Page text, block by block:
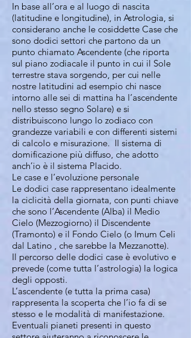
In base all’ora e al luogo di nascita
(latitudine e longitudine), in Astrologia, si
considerano anche le cosiddette Case che
sono dodici settori che partono da un
punto chiamato Ascendente (che riporta
sul piano zodiacale il punto in cui il Sole
terrestre stava sorgendo, per cui nelle
nostre latitudini ad esempio chi nasce
intorno alle sei di mattina ha l’ascendente
nello stesso segno Solare) e si
distribuiscono lungo lo zodiaco con
grandezze variabili e con differenti sistemi
di calcolo e misurazione. Il sistema di
domificazione più diffuso, che adotto
anch’io è il sistema Placido.
Le case e l’evoluzione personale
Le dodici case rappresentano idealmente
la ciclicità della giornata, con punti chiave
che sono l’Ascendente (Alba) il Medio
Cielo (Mezzogiorno) il Discendente
(Tramonto) e il Fondo Cielo (o Imum Celi
dal Latino , che sarebbe la Mezzanotte).
Il percorso delle dodici case è evolutivo e
prevede (come tutta l’astrologia) la logica
degli opposti.
L’ascendente (e tutta la prima casa)
rappresenta la scoperta che l’io fa di se
stesso e le modalità di manifestazione.
Eventuali pianeti presenti in questo